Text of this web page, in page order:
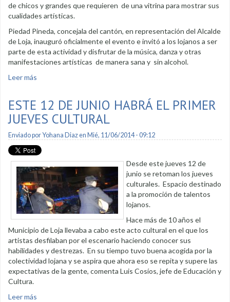
de chicos y grandes que requieren de una vitrina para mostrar sus
cualidades artísticas.
Piedad Pineda, concejala del cantón, en representación del Alcalde
de Loja, inauguró oficialmente el evento e invitó a los lojanos a ser
parte de esta actividad y disfrutar de la música, danza y otras
manifestaciones artísticas de manera sana y sin alcohol.
Leer más
ESTE 12 DE JUNIO HABRÁ EL PRIMER
JUEVES CULTURAL
Enviado porYohana Diazen Mié, 11/06/2014 - 09:12
Desde este jueves 12 de
junio se retoman los jueves
culturales. Espacio destinado
a la promoción de talentos
lojanos.
Hace más de 10 años el
Municipio de Loja llevaba a cabo este acto cultural en el que los
artistas desfilaban por el escenario haciendo conocer sus
habilidades y destrezas. En su tiempo tuvo buena acogida por la
colectividad lojana y se aspira que ahora eso se repita y supere las
expectativas de la gente, comenta Luis Cosíos, jefe de Educación y
Cultura.
Leer más